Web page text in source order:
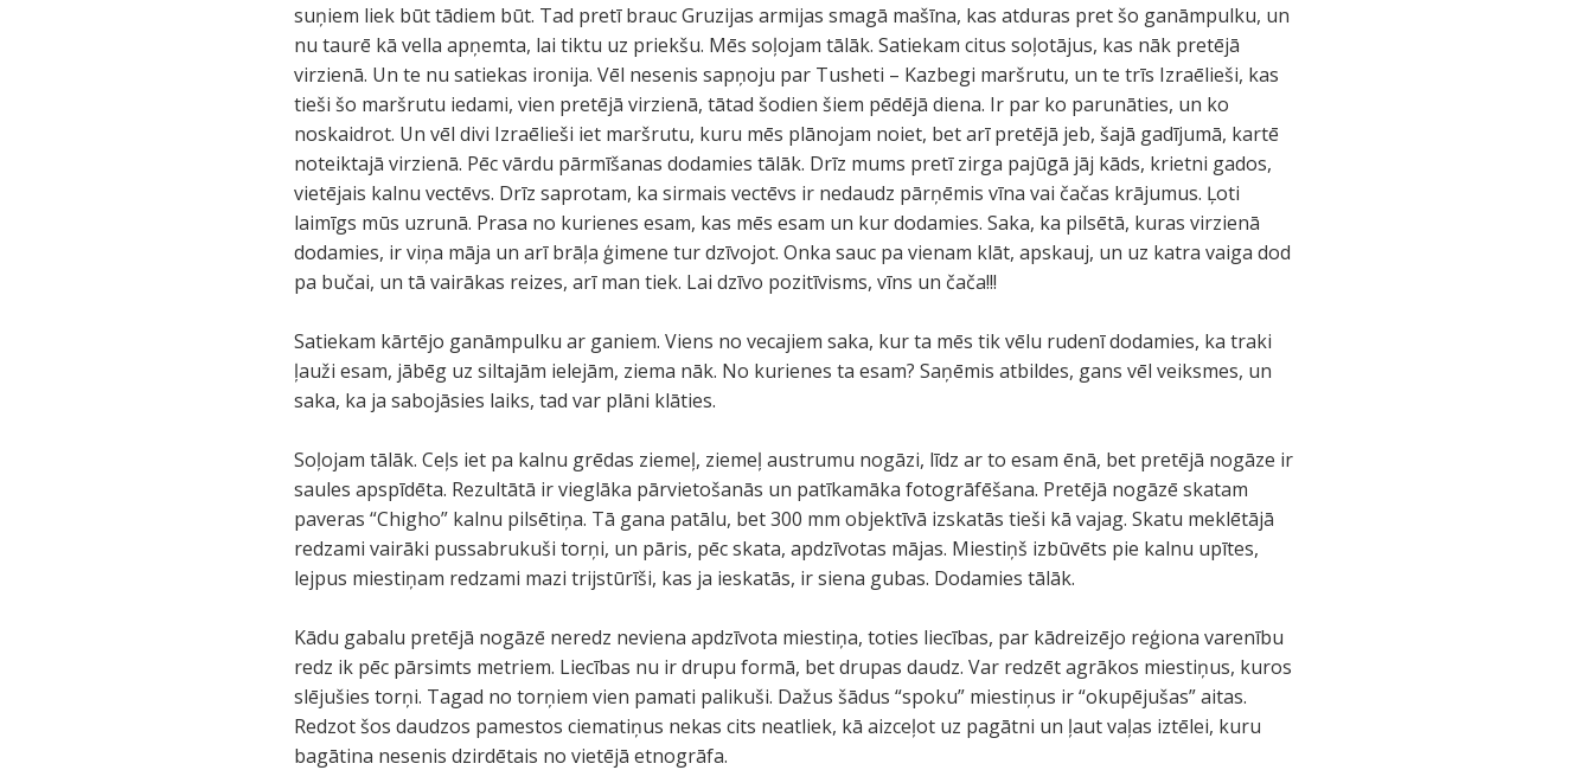
suņiem liek būt tādiem būt. Tad pretī brauc Gruzijas armijas smagā mašīna, kas atduras pret šo ganāmpulku, un
nu taurē kā vella apņemta, lai tiktu uz priekšu. Mēs soļojam tālāk. Satiekam citus soļotājus, kas nāk pretējā
virzienā. Un te nu satiekas ironija. Vēl nesenis sapņoju par Tusheti – Kazbegi maršrutu, un te trīs Izraēlieši, kas
tieši šo maršrutu iedami, vien pretējā virzienā, tātad šodien šiem pēdējā diena. Ir par ko parunāties, un ko
noskaidrot. Un vēl divi Izraēlieši iet maršrutu, kuru mēs plānojam noiet, bet arī pretējā jeb, šajā gadījumā, kartē
noteiktajā virzienā. Pēc vārdu pārmīšanas dodamies tālāk. Drīz mums pretī zirga pajūgā jāj kāds, krietni gados,
vietējais kalnu vectēvs. Drīz saprotam, ka sirmais vectēvs ir nedaudz pārņēmis vīna vai čačas krājumus. Ļoti
laimīgs mūs uzrunā. Prasa no kurienes esam, kas mēs esam un kur dodamies. Saka, ka pilsētā, kuras virzienā
dodamies, ir viņa māja un arī brāļa ģimene tur dzīvojot. Onka sauc pa vienam klāt, apskauj, un uz katra vaiga dod
pa bučai, un tā vairākas reizes, arī man tiek. Lai dzīvo pozitīvisms, vīns un čača!!!
Satiekam kārtējo ganāmpulku ar ganiem. Viens no vecajiem saka, kur ta mēs tik vēlu rudenī dodamies, ka traki
ļauži esam, jābēg uz siltajām ielejām, ziema nāk. No kurienes ta esam? Saņēmis atbildes, gans vēl veiksmes, un
saka, ka ja sabojāsies laiks, tad var plāni klāties.
Soļojam tālāk. Ceļs iet pa kalnu grēdas ziemeļ, ziemeļ austrumu nogāzi, līdz ar to esam ēnā, bet pretējā nogāze ir
saules apspīdēta. Rezultātā ir vieglāka pārvietošanās un patīkamāka fotogrāfēšana. Pretējā nogāzē skatam
paveras “Chigho” kalnu pilsētiņa. Tā gana patālu, bet 300 mm objektīvā izskatās tieši kā vajag. Skatu meklētājā
redzami vairāki pussabrukuši torņi, un pāris, pēc skata, apdzīvotas mājas. Miestiņš izbūvēts pie kalnu upītes,
lejpus miestiņam redzami mazi trijstūrīši, kas ja ieskatās, ir siena gubas. Dodamies tālāk.
Kādu gabalu pretējā nogāzē neredz neviena apdzīvota miestiņa, toties liecības, par kādreizējo reģiona varenību
redz ik pēc pārsimts metriem. Liecības nu ir drupu formā, bet drupas daudz. Var redzēt agrākos miestiņus, kuros
slējušies torņi. Tagad no torņiem vien pamati palikuši. Dažus šādus “spoku” miestiņus ir “okupējušas” aitas.
Redzot šos daudzos pamestos ciematiņus nekas cits neatliek, kā aizceļot uz pagātni un ļaut vaļas iztēlei, kuru
bagātina nesenis dzirdētais no vietējā etnogrāfa.